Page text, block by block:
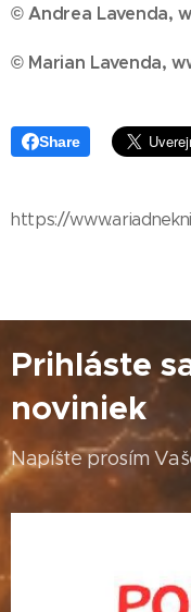
© Andrea Lavenda,
© Marian Lavenda,
Share
https://
Prihláste
noviniek
Napíšte prosím